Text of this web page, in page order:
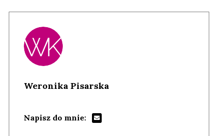
Weronika Pisarska
Napisz do mnie: